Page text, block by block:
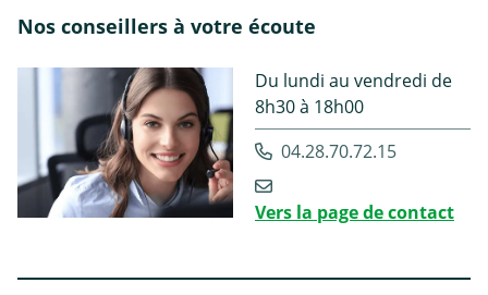
Nos conseillers à votre écoute
Du lundi au vendredi de
8h30 à 18h00
04.28.70.72.15
Vers la page de contact